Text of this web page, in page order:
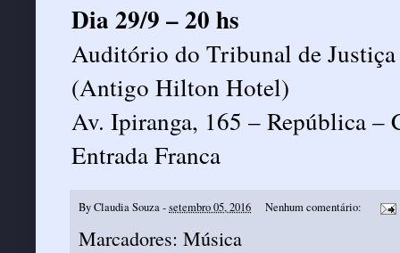
Dia 29/9 – 20 hs
Auditório do Tribunal de Justiça
(Antigo Hilton Hotel)
Av. Ipiranga, 165 – República –
Entrada Franca
ByClaudia Souza-setembro 05, 2016 Nenhum comentário:
Marcadores: Música